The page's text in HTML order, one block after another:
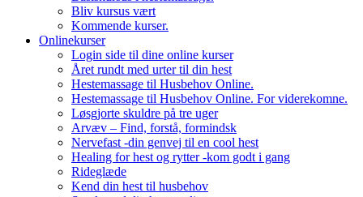
Bliv kursus vært
Kommende kurser.
Onlinekurser
Login side til dine online kurser
Året rundt med urter til din hest
Hestemassage til Husbehov Online.
Hestemassage til Husbehov Online. For viderekomne.
Løsgjorte skuldre på tre uger
Arvæv – Find, forstå, formindsk
Nervefast -din genvej til en cool hest
Healing for hest og rytter -kom godt i gang
Rideglæde
Kend din hest til husbehov